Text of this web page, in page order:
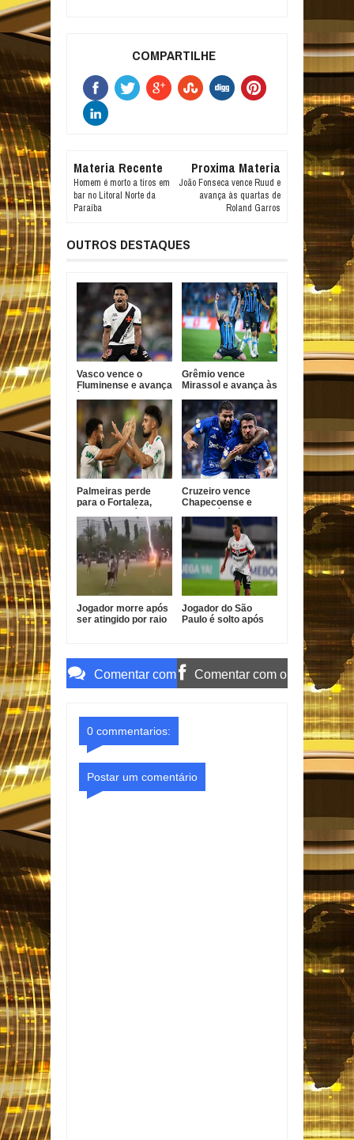
COMPARTILHE
Materia Recente
Homem é morto a tiros em
bar no Litoral Norte da
Paraíba
Proxima Materia
João Fonseca vence Ruud e
avança às quartas de
Roland Garros
OUTROS DESTAQUES
Vasco vence o
Fluminense e avança
do Brasil
Grêmio vence
Mirassol e avança às
Brasil
Palmeiras perde
para o Fortaleza,
quartas da Copa do
Brasil
Cruzeiro vence
Chapecoense e
da Copa do Brasil
Jogador morre após
ser atingido por raio
Jogador do São
Paulo é solto após
Comentar com Comentar com o
0 commentarios:
Postar um comentário